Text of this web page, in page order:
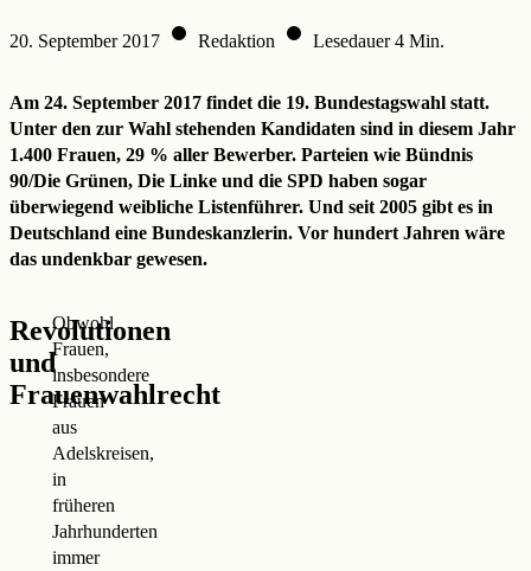
20. September 2017 Redaktion Lesedauer 4 Min.
Am 24. September 2017 findet die 19. Bundestagswahl statt.
Unter den zur Wahl stehenden Kandidaten sind in diesem Jahr
1.400 Frauen, 29 % aller Bewerber. Parteien wie Bündnis
90/Die Grünen, Die Linke und die SPD haben sogar
überwiegend weibliche Listenführer. Und seit 2005 gibt es in
Deutschland eine Bundeskanzlerin. Vor hundert Jahren wäre
das undenkbar gewesen.
Revolutionen
und
Frauenwahlrecht
Obwohl
Frauen,
insbesondere
Frauen
aus
Adelskreisen,
in
früheren
Jahrhunderten
immer